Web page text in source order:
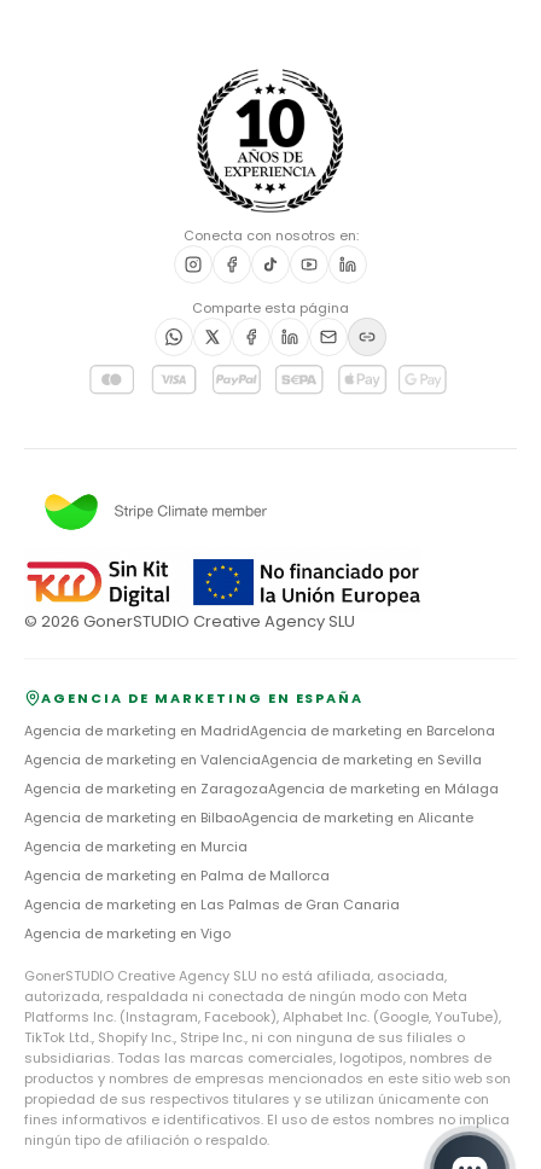
Conecta con nosotros en:
Comparte esta página
© 2026 GonerSTUDIO Creative Agency SLU
AGENCIA DE MARKETING EN ESPAÑA
Agencia de marketing en MadridAgencia de marketing en Barcelona
Agencia de marketing en ValenciaAgencia de marketing en Sevilla
Agencia de marketing en ZaragozaAgencia de marketing en Málaga
Agencia de marketing en BilbaoAgencia de marketing en Alicante
Agencia de marketing en Murcia
Agencia de marketing en Palma de Mallorca
Agencia de marketing en Las Palmas de Gran Canaria
Agencia de marketing en Vigo
GonerSTUDIO Creative Agency SLU no está afiliada, asociada,
autorizada, respaldada ni conectada de ningún modo con Meta
Platforms Inc. (Instagram, Facebook), Alphabet Inc. (Google, YouTube),
TikTok Ltd., Shopify Inc., Stripe Inc., ni con ninguna de sus filiales o
subsidiarias. Todas las marcas comerciales, logotipos, nombres de
productos y nombres de empresas mencionados en este sitio web son
propiedad de sus respectivos titulares y se utilizan únicamente con
fines informativos e identificativos. El uso de estos nombres no implica
ningún tipo de afiliación o respaldo.